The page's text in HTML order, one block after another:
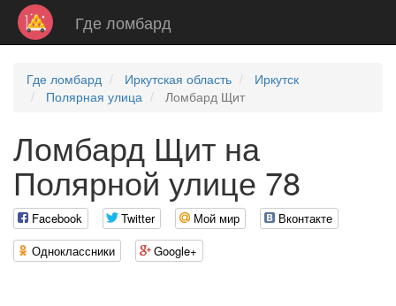
Где ломбард
Где ломбард Иркутская область
Иркутск
Полярная улица
Ломбард Щит
Ломбард Щит на
Полярной улице 78
Facebook Twitter Мой мир
Вконтакте
Одноклассники
Google+